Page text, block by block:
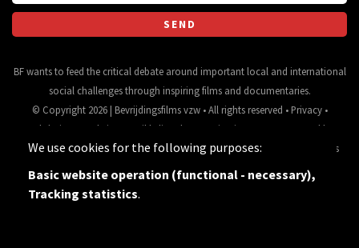
BF wants to feed the critical debate around important local and international
social challenges through inspiring films and documentaries.
© Copyright 2026 | Bevrijdingsfilms vzw • All rights reserved • Privacy•
Webdesign
website ontwikkeling door Zenjoy in Leuven
• Powered by
Nimbu. Source for movie data and images:
General terms
and conditions
We use cookies for the following purposes:
Basic website operation (functional - necessary),
Tracking statistics.